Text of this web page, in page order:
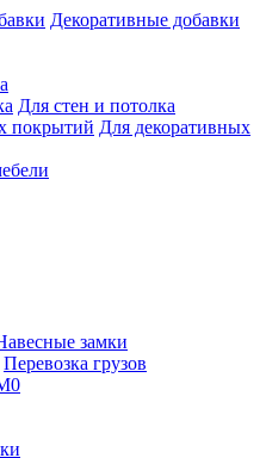
Декоративные добавки
Для стен и потолка
Для декоративных
замки
Перевозка грузов